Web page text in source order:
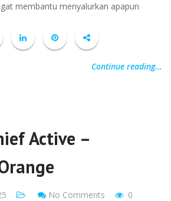
membantu menyalurkan apapun
Continue reading...
Active –
No Comments
0